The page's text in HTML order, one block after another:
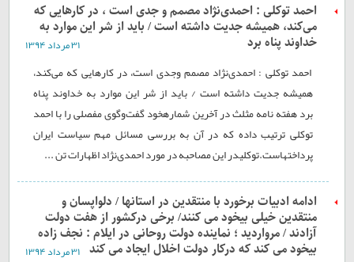
احمد توکلی : احمدی‌نژاد مصمم و جدی است ، در کارهایی که
می‌کند، همیشه جدیت داشته است / باید از شر این موارد به
خداوند پناه برد ۳۱ مرداد ۱۳۹۴
احمد توکلی : احمدی‌نژاد مصمم وجدی است، در کارهایی که می‌کند،
همیشه جدیت داشته است / باید از شر این موارد به خداوند پناه
برد هفته نامه مثلث در آخرین شمارهخود گفت‌وگوی مفصلی را با احمد
توکلی ترتیب داده که در آن به بررسی مسائل مهم سیاست ایران
پرداختهاست.توکلیدر این مصاحبه در مورد احمدی‌نژاد اظهارات تن ...
ادامه ادبیات برخورد با منتقدین در استانها / دلواپسان و
منتقدین خیلی بیخود می کنند/ برخی درکشور از هفت دولت
آزادند / مرواردید ؛ نماینده دولت روحانی در ایلام : نجف زاده
بیخود می کند که درکار دولت اخلال ایجاد می کند ۳۱ مرداد ۱۳۹۴